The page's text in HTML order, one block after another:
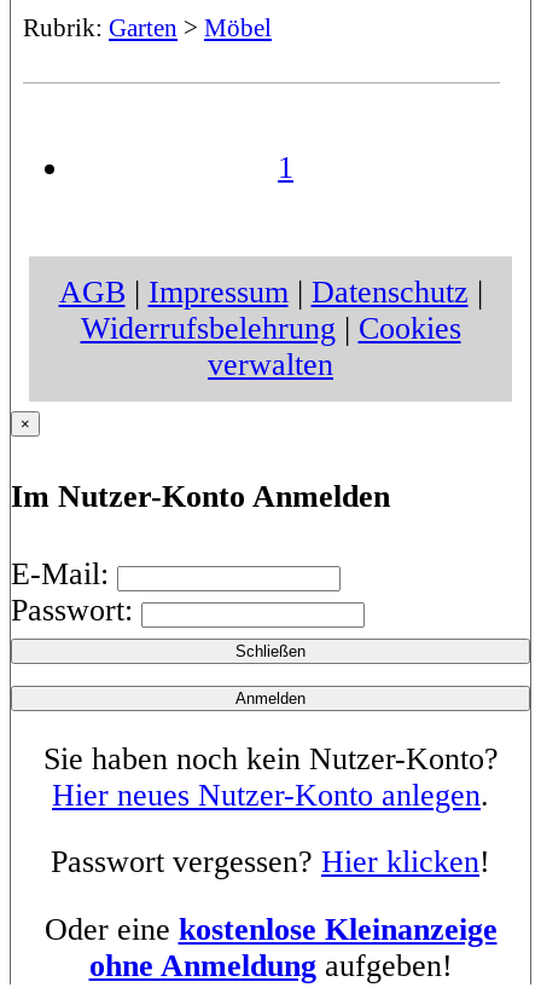
Rubrik: Garten > Möbel
1
AGB | Impressum | Datenschutz |
Widerrufsbelehrung | Cookies
verwalten
×
Im Nutzer-Konto Anmelden
E-Mail:
Passwort:
Schließen
Anmelden
Sie haben noch kein Nutzer-Konto?
Hier neues Nutzer-Konto anlegen.
Passwort vergessen? Hier klicken!
Oder eine kostenlose Kleinanzeige
ohne Anmeldungaufgeben!